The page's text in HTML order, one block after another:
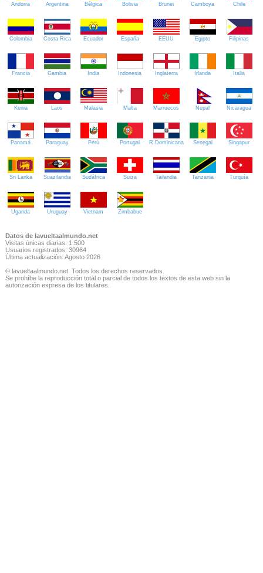
Andorra Argentina Bélgica Bolivia Brunei Camboya Chile
Colombia Costa Rica Ecuador España EEUU Egipto Filipinas
Francia Gambia India Indonesia Inglaterra Irlanda Italia
Kenia Laos Malasia Malta Marruecos Nepal Nicaragua
Panamá Paraguay Perú Portugal R.Dominicana Senegal Singapur
Sri Lanka Suazilandia Sudáfrica Suiza Tailandia Tanzania Turquía
Uganda Uruguay Vietnam Zimbabue
Datos de lavueltaalmundo.net
Visitas únicas diarias: 1.500
Usuarios registrados: 30964
Última actualización: Agosto 2026
© lavueltaalmundo.net. Todos los derechos reservados.
Se prohíbe la reproducción total o parcial de todos los textos de esta web sin la
autorización expresa de los titulares.